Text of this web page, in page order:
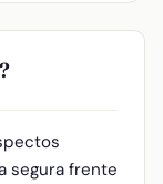
segura frente